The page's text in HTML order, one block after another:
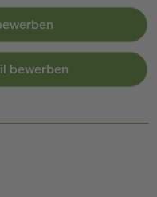
bewerben